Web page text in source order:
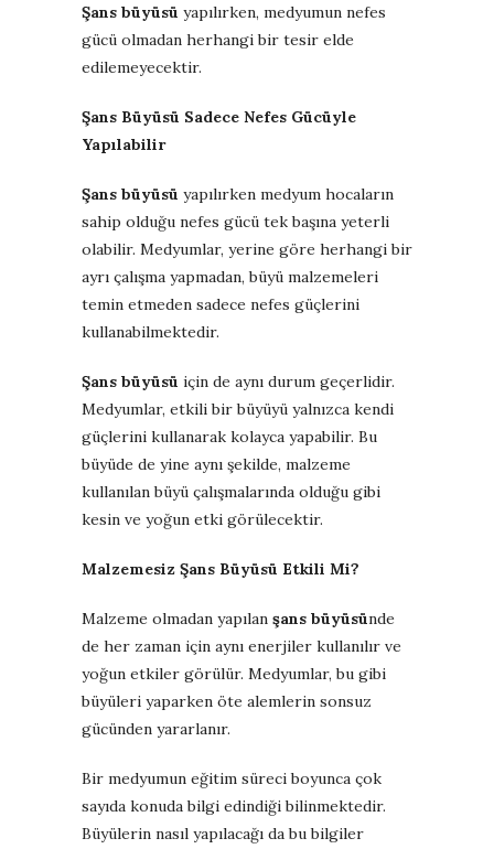
Şans büyüsü yapılırken, medyumun nefes
gücü olmadan herhangi bir tesir elde
edilemeyecektir.
Şans Büyüsü Sadece Nefes Gücüyle
Yapılabilir
Şans büyüsü yapılırken medyum hocaların
sahip olduğu nefes gücü tek başına yeterli
olabilir. Medyumlar, yerine göre herhangi bir
ayrı çalışma yapmadan, büyü malzemeleri
temin etmeden sadece nefes güçlerini
kullanabilmektedir.
Şans büyüsü için de aynı durum geçerlidir.
Medyumlar, etkili bir büyüyü yalnızca kendi
güçlerini kullanarak kolayca yapabilir. Bu
büyüde de yine aynı şekilde, malzeme
kullanılan büyü çalışmalarında olduğu gibi
kesin ve yoğun etki görülecektir.
Malzemesiz Şans Büyüsü Etkili Mi?
Malzeme olmadan yapılan şans büyüsünde
de her zaman için aynı enerjiler kullanılır ve
yoğun etkiler görülür. Medyumlar, bu gibi
büyüleri yaparken öte alemlerin sonsuz
gücünden yararlanır.
Bir medyumun eğitim süreci boyunca çok
sayıda konuda bilgi edindiği bilinmektedir.
Büyülerin nasıl yapılacağı da bu bilgiler